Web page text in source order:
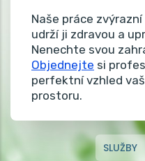
Naše práce
udrží ji zdravou a
Nenechte svou
Objednejte si
perfektní vzhled
prostoru.
SLUŽBY